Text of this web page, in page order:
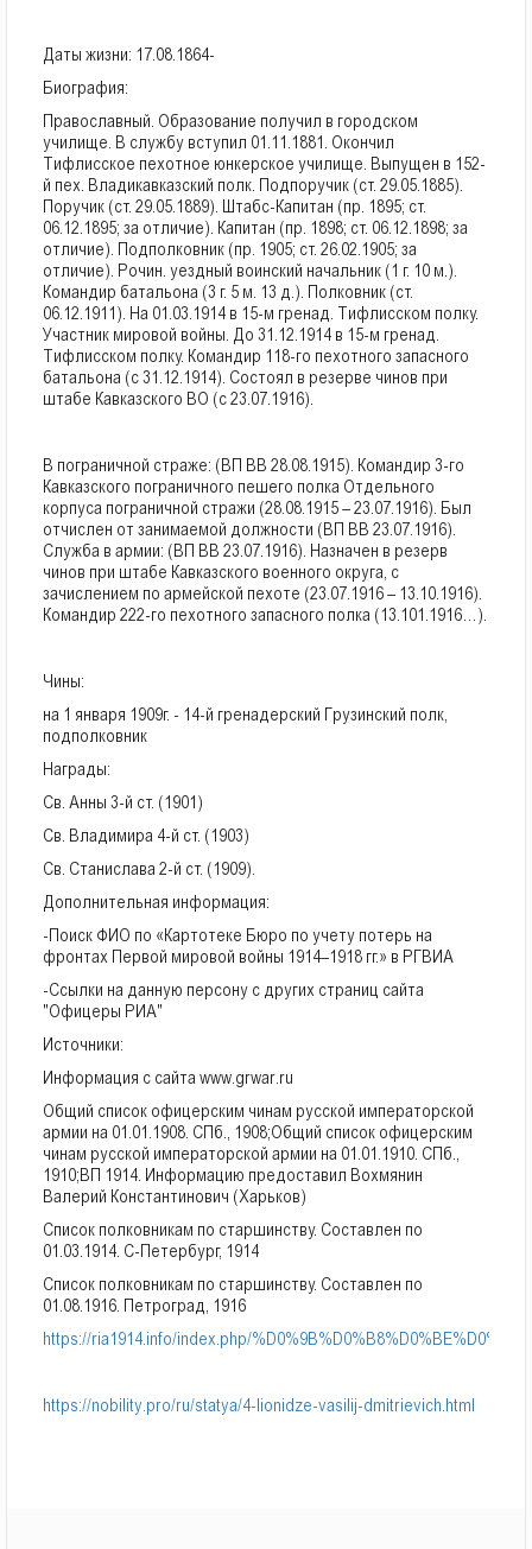
Даты жизни: 17.08.1864-
Биография:
Православный. Образование получил в городском
училище. В службу вступил 01.11.1881. Окончил
Тифлисское пехотное юнкерское училище. Выпущен в 152-
й пех. Владикавказский полк. Подпоручик (ст. 29.05.1885).
Поручик (ст. 29.05.1889). Штабс-Капитан (пр. 1895; ст.
06.12.1895; за отличие). Капитан (пр. 1898; ст. 06.12.1898; за
отличие). Подполковник (пр. 1905; ст. 26.02.1905; за
отличие). Рочин. уездный воинский начальник (1 г. 10 м.).
Командир батальона (3 г. 5 м. 13 д.). Полковник (ст.
06.12.1911). На 01.03.1914 в 15-м гренад. Тифлисском полку.
Участник мировой войны. До 31.12.1914 в 15-м гренад.
Тифлисском полку. Командир 118-го пехотного запасного
батальона (с 31.12.1914). Состоял в резерве чинов при
штабе Кавказского ВО (с 23.07.1916).
В пограничной страже: (ВП ВВ 28.08.1915). Командир 3-го
Кавказского пограничного пешего полка Отдельного
корпуса пограничной стражи (28.08.1915 – 23.07.1916). Был
отчислен от занимаемой должности (ВП ВВ 23.07.1916).
Служба в армии: (ВП ВВ 23.07.1916). Назначен в резерв
чинов при штабе Кавказского военного округа, с
зачислением по армейской пехоте (23.07.1916 – 13.10.1916).
Командир 222-го пехотного запасного полка (13.101.1916…).
Чины:
на 1 января 1909г. - 14-й гренадерский Грузинский полк,
подполковник
Награды:
Св. Анны 3-й ст. (1901)
Св. Владимира 4-й ст. (1903)
Св. Станислава 2-й ст. (1909).
Дополнительная информация:
-Поиск ФИО по «Картотеке Бюро по учету потерь на
фронтах Первой мировой войны 1914–1918 гг.» в РГВИА
-Ссылки на данную персону с других страниц сайта
"Офицеры РИА"
Источники:
Информация с сайта www.grwar.ru
Общий список офицерским чинам русской императорской
армии на 01.01.1908. СПб., 1908;Общий список офицерским
чинам русской императорской армии на 01.01.1910. СПб.,
1910;ВП 1914. Информацию предоставил Вохмянин
Валерий Константинович (Харьков)
Список полковникам по старшинству. Составлен по
01.03.1914. С-Петербург, 1914
Список полковникам по старшинству. Составлен по
01.08.1916. Петроград, 1916
https://ria1914.info/index.php/
https://nobility.pro/ru/statya/4-lionidze-vasilij-dmitrievich.html